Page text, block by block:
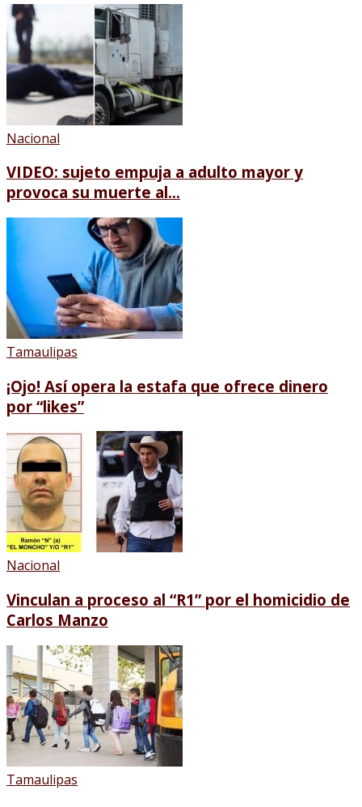
Nacional
VIDEO: sujeto empuja a adulto mayor y
provoca su muerte al...
Tamaulipas
¡Ojo! Así opera la estafa que ofrece dinero
por “likes”
Nacional
Vinculan a proceso al “R1” por el homicidio de
Carlos Manzo
Tamaulipas